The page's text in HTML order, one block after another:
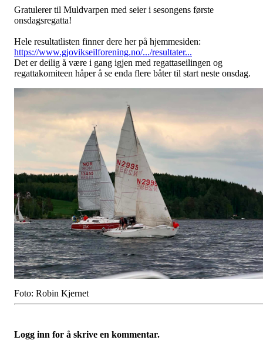
Gratulerer til Muldvarpen med seier i sesongens første
onsdagsregatta!
Hele resultatlisten finner dere her på hjemmesiden:
https://www.gjovikseilforening.no/.../resultater...
Det er deilig å være i gang igjen med regattaseilingen og
regattakomiteen håper å se enda flere båter til start neste onsdag.
Foto: Robin Kjernet
Logg inn for å skrive en kommentar.